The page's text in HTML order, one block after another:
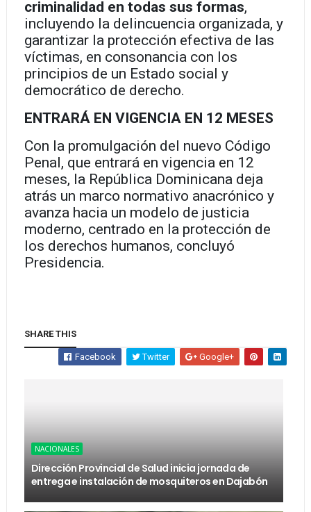
criminalidad en todas sus formas,
incluyendo la delincuencia organizada, y
garantizar la protección efectiva de las
víctimas, en consonancia con los
principios de un Estado social y
democrático de derecho.
ENTRARÁ EN VIGENCIA EN 12 MESES
Con la promulgación del nuevo Código
Penal, que entrará en vigencia en 12
meses, la República Dominicana deja
atrás un marco normativo anacrónico y
avanza hacia un modelo de justicia
moderno, centrado en la protección de
los derechos humanos, concluyó
Presidencia.
SHARE THIS
Facebook Twitter Google+
NACIONALES
Dirección Provincial de Salud inicia jornada de
entrega e instalación de mosquiteros en Dajabón